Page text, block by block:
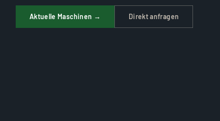
Aktuelle Maschinen → Direkt anfragen